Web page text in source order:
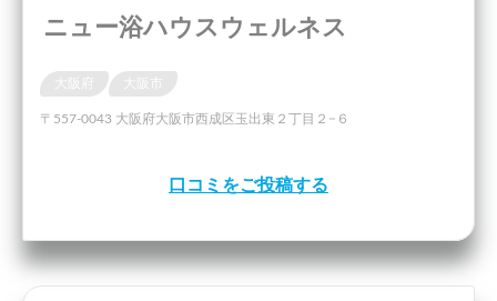
ニュー浴ハウスウェルネス
〒557-0043 大阪府大阪市西成区玉出東２丁目２−６
口コミをご投稿する